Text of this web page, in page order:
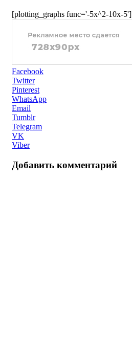
[plotting_graphs func='-5x^2-10x-5']
Facebook
Twitter
Pinterest
WhatsApp
Email
Tumblr
Telegram
VK
Viber
Добавить комментарий